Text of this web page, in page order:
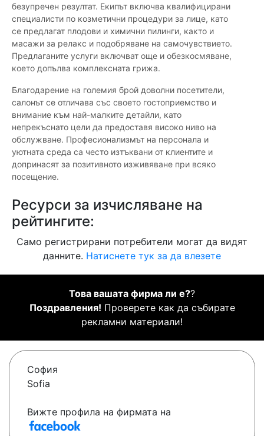
безупречен резултат. Екипът включва квалифицирани
специалисти по козметични процедури за лице, като
се предлагат плодови и химични пилинги, както и
масажи за релакс и подобряване на самочувствието.
Предлаганите услуги включват още и обезкосмяване,
което допълва комплексната грижа.
Благодарение на големия брой доволни посетители,
салонът се отличава със своето гостоприемство и
внимание към най-малките детайли, като
непрекъснато цели да предоставя високо ниво на
обслужване. Професионализмът на персонала и
уютната среда са често изтъквани от клиентите и
допринасят за позитивното изживяване при всяко
посещение.
Ресурси за изчисляване на
рейтингите:
Само регистрирани потребители могат да видят
данните. Натиснете тук за да влезете
Това вашата фирма ли е??
Поздравления! Проверете как да събирате
рекламни материали!
София
Sofia
Вижте профила на фирмата на